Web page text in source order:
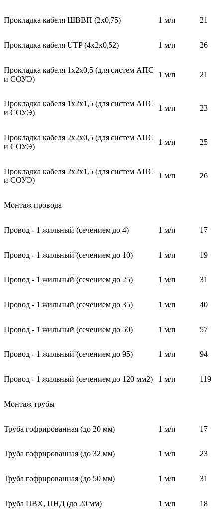
Прокладка кабеля ШВВП (2х0,75) 1 м/п 21
Прокладка кабеля UTP (4х2х0,52) 1 м/п 26
Прокладка кабеля 1х2х0,5 (для систем АПС
и СОУЭ)
1 м/п 21
Прокладка кабеля 1х2х1,5 (для систем АПС
и СОУЭ)
1 м/п 23
Прокладка кабеля 2х2х0,5 (для систем АПС
и СОУЭ)
1 м/п 25
Прокладка кабеля 2х2х1,5 (для систем АПС
и СОУЭ)
1 м/п 26
Монтаж провода
Провод - 1 жильный (сечением до 4) 1 м/п 17
Провод - 1 жильный (сечением до 10) 1 м/п 19
Провод - 1 жильный (сечением до 25) 1 м/п 31
Провод - 1 жильный (сечением до 35) 1 м/п 40
Провод - 1 жильный (сечением до 50) 1 м/п 57
Провод - 1 жильный (сечением до 95) 1 м/п 94
Провод - 1 жильный (сечением до 120 мм2) 1 м/п 119
Монтаж трубы
Труба гофрированная (до 20 мм) 1 м/п 17
Труба гофрированная (до 32 мм) 1 м/п 23
Труба гофрированная (до 50 мм) 1 м/п 31
Труба ПВХ, ПНД (до 20 мм) 1 м/п 18